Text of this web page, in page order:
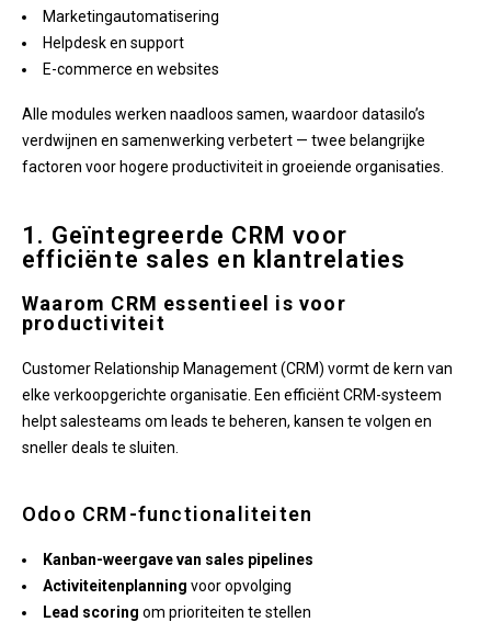
Marketingautomatisering
Helpdesk en support
E-commerce en websites
Alle modules werken naadloos samen, waardoor datasilo’s
verdwijnen en samenwerking verbetert — twee belangrijke
factoren voor hogere productiviteit in groeiende organisaties.
1. Geïntegreerde CRM voor
efficiënte sales en klantrelaties
Waarom CRM essentieel is voor
productiviteit
Customer Relationship Management (CRM) vormt de kern van
elke verkoopgerichte organisatie. Een efficiënt CRM-systeem
helpt salesteams om leads te beheren, kansen te volgen en
sneller deals te sluiten.
Odoo CRM-functionaliteiten
Kanban-weergave van sales pipelines
Activiteitenplanning voor opvolging
Lead scoring om prioriteiten te stellen